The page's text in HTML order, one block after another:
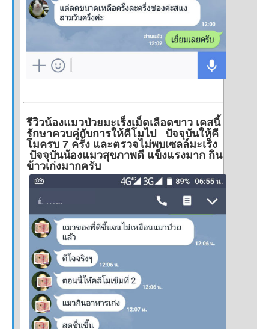
รีวิวน้องแมวป่วยมะเร็งเม็ดเลือดขาว เคสนี้
รักษาควบคู่กับการให้คีโมไป ปัจจุบันให้คี
โมครบ 7 ครั้ง และตรวจไม่พบเซลล์มะเร็ง
ปัจจุบันน้องแมวสุขภาพดี แข็งแรงมาก กิน
ข้าวเก่งมากครับ